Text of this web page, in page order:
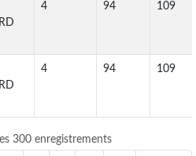
4 94 109
4 94 109
300 enregistrements